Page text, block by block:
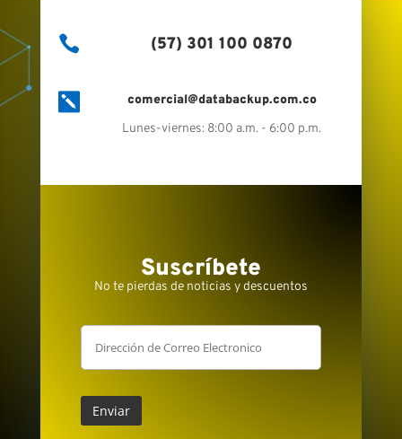
 (57) 301 100 0870

comercial@databackup.com.co
Lunes-viernes: 8:00 a.m. - 6:00 p.m.
Suscríbete
No te pierdas de noticias y descuentos